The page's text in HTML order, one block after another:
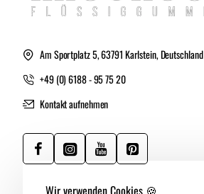
Wir verwenden Cookies 🍪
Am Sportplatz 5, 63791 Karlstein, Deutschland
+49 (0) 6188 - 95 75 20
Kontakt aufnehmen